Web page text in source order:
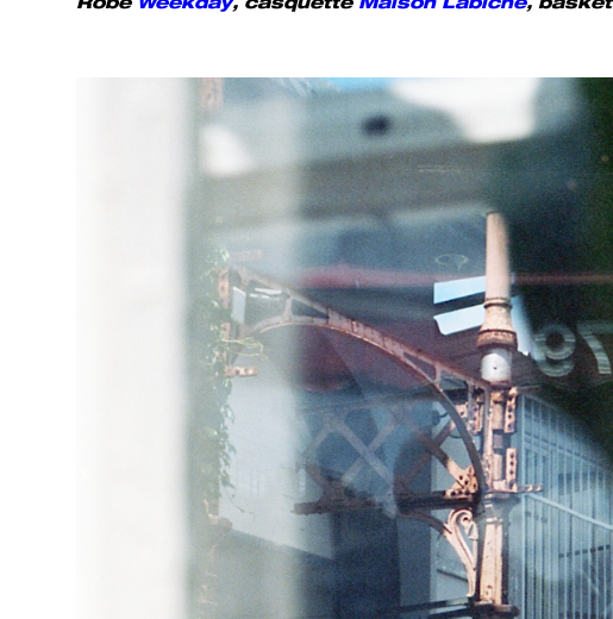
Robe Weekday, casquette Maison Labiche, basket